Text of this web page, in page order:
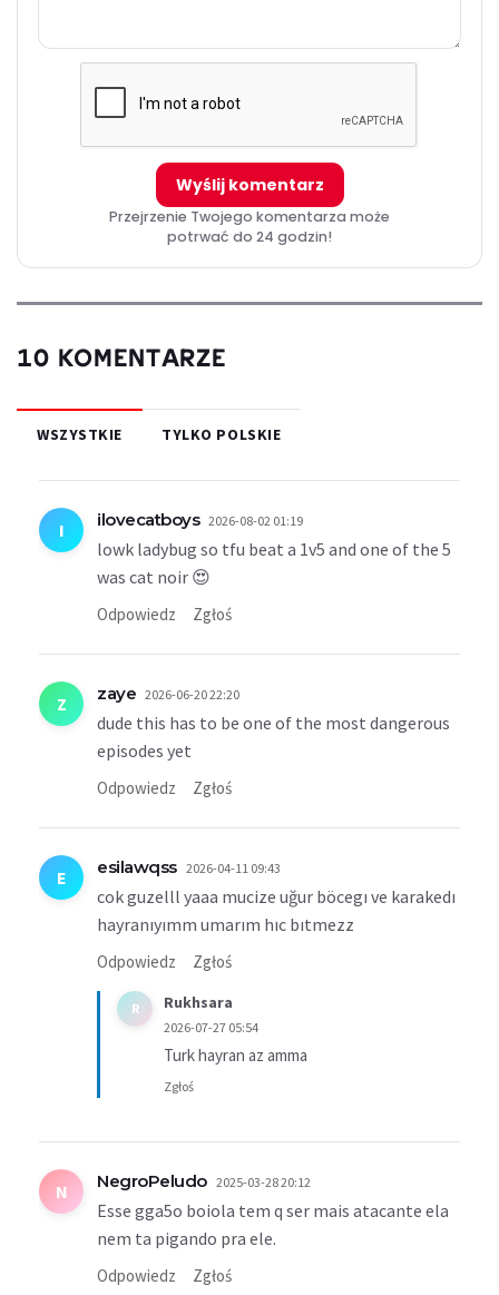
Wyślij komentarz
Przejrzenie Twojego komentarza może
potrwać do 24 godzin!
10 KOMENTARZE
WSZYSTKIE TYLKO POLSKIE
I ilovecatboys 2026-08-02 01:19
lowk ladybug so tfu beat a 1v5 and one of the 5
was cat noir 😍
Odpowiedz Zgłoś
Z zaye 2026-06-20 22:20
dude this has to be one of the most dangerous
episodes yet
Odpowiedz Zgłoś
E esilawqss 2026-04-11 09:43
cok guzelll yaaa mucize uğur böcegı ve karakedı
hayranıyımm umarım hıc bıtmezz
Odpowiedz Zgłoś
R Rukhsara
2026-07-27 05:54
Turk hayran az amma
Zgłoś
N NegroPeludo 2025-03-28 20:12
Esse gga5o boiola tem q ser mais atacante ela
nem ta pigando pra ele.
Odpowiedz Zgłoś